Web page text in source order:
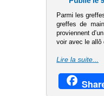
Parmi les
greffes de
proviennent
voir avec le allô
Lire la suite...